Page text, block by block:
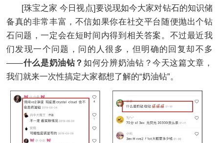
[珠宝之家 今日视点]要说现如今大家对钻石的知识储
备真的非常丰富，不信如果你在社交平台随便抛出个钻
石问题，一定会在短时间内得到相关答案。不过最近我
们发现一个问题，问的人很多，但明确的回复却不多
——什么是奶油钻？如何分辨奶油钻？今天这篇文章，
我们就来一次性搞定大家都想了解的“奶油钻”。